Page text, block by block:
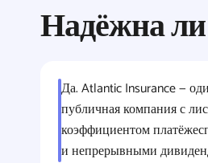
Надёжна ли
Да. Atlantic Insurance —
публичная компания с
коэффициентом
и непрерывными